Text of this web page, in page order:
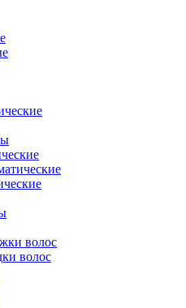
волос
волос